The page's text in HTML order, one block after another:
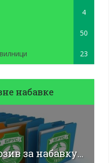
4
50
23
набавке
за набавку...